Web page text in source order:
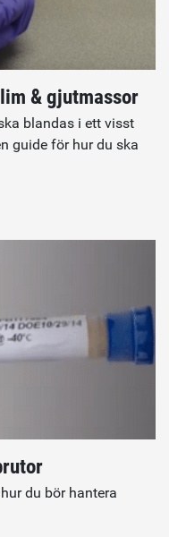
& gjutmassor
blandas i ett visst
guide för hur du ska
du bör hantera